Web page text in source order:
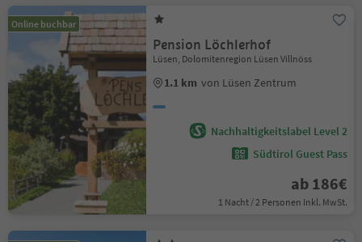
Online buchbar
Pension Löchlerhof
Lüsen, Dolomitenregion Lüsen Villnöss
1.1 km von Lüsen Zentrum
Nachhaltigkeitslabel Level 2
Südtirol Guest Pass
ab 186€
1 Nacht / 2 Personen Inkl. MwSt.